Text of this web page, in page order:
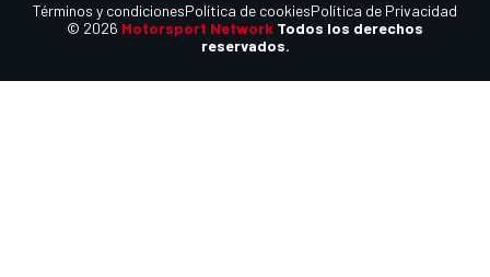
© 2026 Motorsport Network Todos los derechos
reservados.
Términos y condicionesPolítica de cookiesPolítica de Privacidad